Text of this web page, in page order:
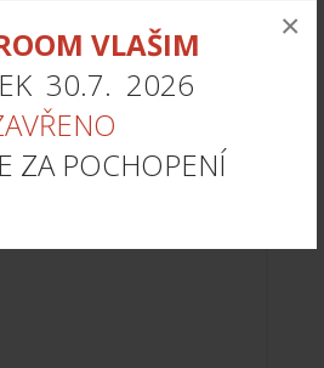
VLAŠIM
30.7. 2026
ZA POCHOPENÍ
×